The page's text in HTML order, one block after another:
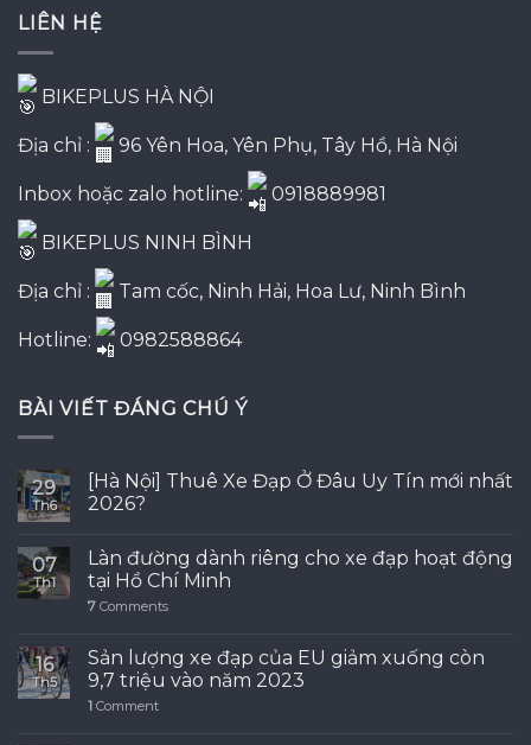
LIÊN HỆ
BIKEPLUS HÀ NỘI
Địa chỉ : 96 Yên Hoa, Yên Phụ, Tây Hồ, Hà Nội
Inbox hoặc zalo hotline: 0918889981
BIKEPLUS NINH BÌNH
Địa chỉ : Tam cốc, Ninh Hải, Hoa Lư, Ninh Bình
Hotline: 0982588864
BÀI VIẾT ĐÁNG CHÚ Ý
29
Th6
[Hà Nội] Thuê Xe Đạp Ở Đâu Uy Tín mới nhất
2026?
07
Th1
Làn đường dành riêng cho xe đạp hoạt động
tại Hồ Chí Minh
7 Comments
16
Th5
Sản lượng xe đạp của EU giảm xuống còn
9,7 triệu vào năm 2023
1 Comment